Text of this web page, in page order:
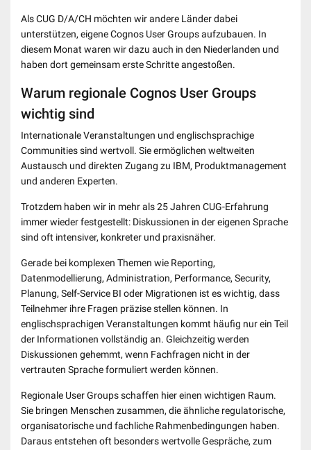
Als CUG D/A/CH möchten wir andere Länder dabei
unterstützen, eigene Cognos User Groups aufzubauen. In
diesem Monat waren wir dazu auch in den Niederlanden und
haben dort gemeinsam erste Schritte angestoßen.
Warum regionale Cognos User Groups
wichtig sind
Internationale Veranstaltungen und englischsprachige
Communities sind wertvoll. Sie ermöglichen weltweiten
Austausch und direkten Zugang zu IBM, Produktmanagement
und anderen Experten.
Trotzdem haben wir in mehr als 25 Jahren CUG-Erfahrung
immer wieder festgestellt: Diskussionen in der eigenen Sprache
sind oft intensiver, konkreter und praxisnäher.
Gerade bei komplexen Themen wie Reporting,
Datenmodellierung, Administration, Performance, Security,
Planung, Self-Service BI oder Migrationen ist es wichtig, dass
Teilnehmer ihre Fragen präzise stellen können. In
englischsprachigen Veranstaltungen kommt häufig nur ein Teil
der Informationen vollständig an. Gleichzeitig werden
Diskussionen gehemmt, wenn Fachfragen nicht in der
vertrauten Sprache formuliert werden können.
Regionale User Groups schaffen hier einen wichtigen Raum.
Sie bringen Menschen zusammen, die ähnliche regulatorische,
organisatorische und fachliche Rahmenbedingungen haben.
Daraus entstehen oft besonders wertvolle Gespräche, zum